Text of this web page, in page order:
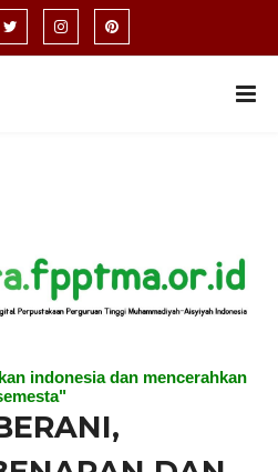
indonesia dan mencerahkan